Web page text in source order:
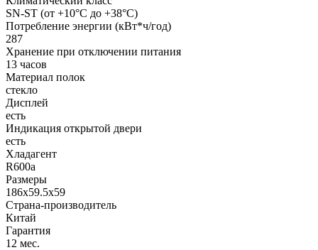
SN-ST (от +10°C до +38°C)
Потребление энергии (кВт*ч/год)
287
Хранение при отключении питания
13 часов
Материал полок
стекло
Дисплей
есть
Индикация открытой двери
есть
Хладагент
R600a
Размеры
186x59.5x59
Страна-производитель
Китай
Гарантия
12 мес.